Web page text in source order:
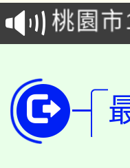
車」活
桃園
生本
公告
代理(
代理(
轉知